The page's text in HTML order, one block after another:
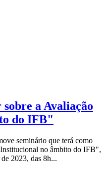
a Avaliação
do IFB"
seminário que terá como
no âmbito do IFB",
2023, das 8h...